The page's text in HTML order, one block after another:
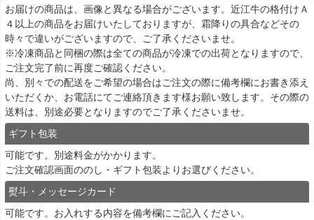
お届けの商品は、画像と異なる場合がございます。近江牛の格付けＡ
４以上の商品をお届けいたしておりますが、霜降りの具合などその
時々で違いがございますので、ご了承くださいませ。
※冷凍商品と同梱の際は全ての商品が冷凍での出荷となりますので、
ご注文完了前に再度ご確認ください。
尚、別々での配送をご希望の場合はご注文の際に備考欄にお書き添え
いただくか、お電話にてご連絡頂きます様お願い致します。その際の
送料は、別途必要となりますのでご了承くださいませ。
ギフト包装
可能です。別途料金がかかります。
ご注文確認画面ののし・ギフト包装よりお選びください。
熨斗・メッセージカード
可能です。お入れする内容を備考欄にご記入ください。